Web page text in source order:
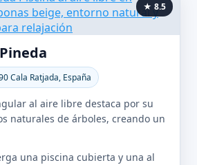
★ 8.5
Cala Ratjada, España
al aire libre destaca por su
naturales de árboles, creando un
una piscina cubierta y una al